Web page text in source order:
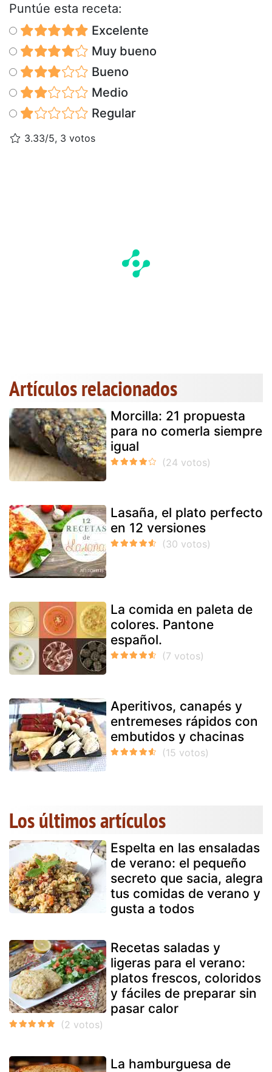
Puntúe esta receta:
Excelente
Muy bueno
Bueno
Medio
Regular
3.33/5, 3 votos
Artículos relacionados
Morcilla: 21 propuesta
para no comerla siempre
igual
Lasaña, el plato perfecto
en 12 versiones
La comida en paleta de
colores. Pantone
español.
Aperitivos, canapés y
entremeses rápidos con
embutidos y chacinas
Los últimos artículos
Espelta en las ensaladas
de verano: el pequeño
secreto que sacia, alegra
tus comidas de verano y
gusta a todos
Recetas saladas y
ligeras para el verano:
platos frescos, coloridos
y fáciles de preparar sin
pasar calor
La hamburguesa de